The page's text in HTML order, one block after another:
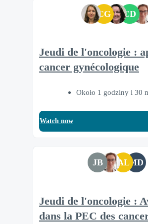
CG CD
Jeudi de l'oncologie :
cancer gynécologique
Około 1 godziny i 30
Watch now
JB ALMD
Jeudi de l'oncologie :
dans la PEC des